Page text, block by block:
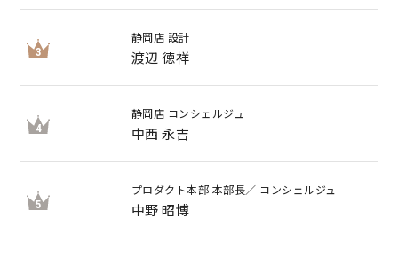
3
静岡店 設計
渡辺 徳祥
4
静岡店 コンシェルジュ
中西 永吉
5
プロダクト本部 本部長／ コンシェルジュ
中野 昭博